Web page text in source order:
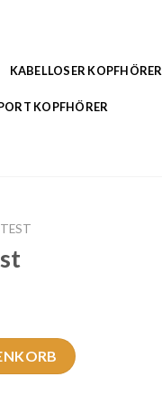
KABELLOSER KOPFHÖRER
KOPFHÖRER